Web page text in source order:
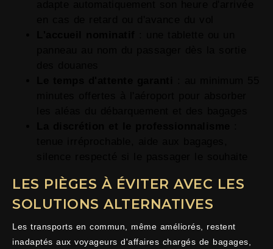
LES PIÈGES À ÉVITER AVEC LES
SOLUTIONS ALTERNATIVES
Les transports en commun, même améliorés, restent
inadaptés aux voyageurs d'affaires chargés de bagages,